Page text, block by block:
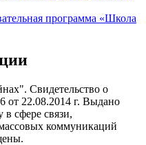
программа «Школа
Свидетельство о
22.08.2014 г. Выдано
сфере связи,
коммуникаций